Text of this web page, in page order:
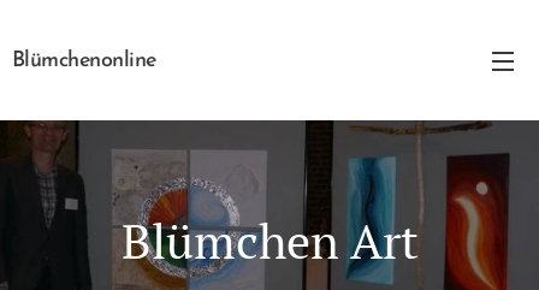
Blümchenonline
Blümchen Art